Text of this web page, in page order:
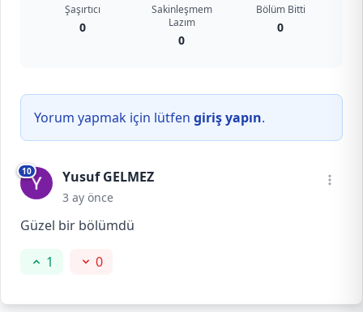
Şaşırtıcı
0
Sakinleşmem
Lazım
0
Bölüm Bitti
0
Yorum yapmak için lütfen giriş yapın.
10 Yusuf GELMEZ
3 ay önce
Güzel bir bölümdü
1 0